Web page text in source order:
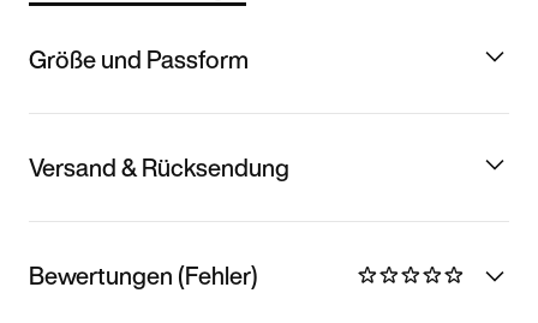
Größe und Passform
Versand & Rücksendung
Bewertungen (Fehler)